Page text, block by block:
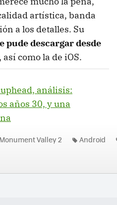
artística, banda
a los detalles. Su
pude descargar desde
, así como la de iOS.
análisis:
años 30, y una
Monument Valley 2 Android